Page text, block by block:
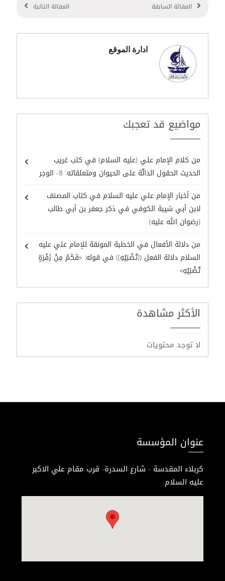
المقالة السابقة المقالة التالية
ادارة الموقع
مواضيع قد تعجبك
من كلام الإمام علي (عليه السلام) في كتب غريب
الحديث الحقول الدالّة على الحيوان ومتعلقاته: 8- الوجر
من أخبار الإمام علي عليه السلام في كتاب المصنف
لابن أبي شيبة الكوفي في ذكر جعفر بن أبي طالب
(رضوان الله عليه)
من دلالة الأفعال في الخطبة المونقة للإمام علي عليه
السلام دلالة الفعل ((تُضْنِيْهِ)) في قوله: «فَكَمْ مِنْ زَفْرَةٍ
تُضْنِيْهِ»
الأكثر مشاهدة
لا توجد محتويات
عنوان المؤسسة
كربلاء المقدسة - شارع السدرة- قرب مقام علي الاكبر
عليه السلام.